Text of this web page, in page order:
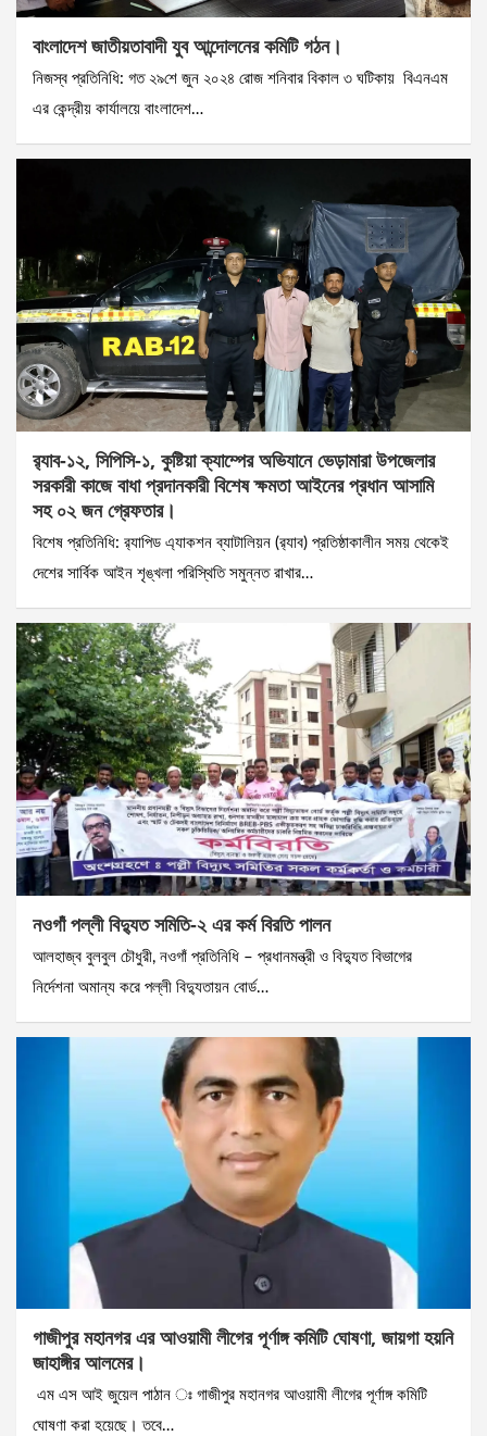
বাংলাদেশ জাতীয়তাবাদী যুব আন্দোলনের কমিটি গঠন।
নিজস্ব প্রতিনিধি: গত ২৯শে জুন ২০২৪ রোজ শনিবার বিকাল ৩ ঘটিকায় বিএনএম
এর কেন্দ্রীয় কার্যালয়ে বাংলাদেশ…
র‌্যাব-১২, সিপিসি-১, কুষ্টিয়া ক্যাম্পের অভিযানে ভেড়ামারা উপজেলার
সরকারী কাজে বাধা প্রদানকারী বিশেষ ক্ষমতা আইনের প্রধান আসামি
সহ ০২ জন গ্রেফতার।
বিশেষ প্রতিনিধি: র‌্যাপিড এ্যাকশন ব্যাটালিয়ন (র‌্যাব) প্রতিষ্ঠাকালীন সময় থেকেই
দেশের সার্বিক আইন শৃঙ্খলা পরিস্থিতি সমুন্নত রাখার…
নওগাঁ পল্লী বিদ্যুত সমিতি-২ এর কর্ম বিরতি পালন
আলহাজ্ব বুলবুল চৌধুরী, নওগাঁ প্রতিনিধি – প্রধানমন্ত্রী ও বিদ্যুত বিভাগের
নির্দেশনা অমান্য করে পল্লী বিদ্যুতায়ন বোর্ড…
গাজীপুর মহানগর এর আওয়ামী লীগের পূর্ণাঙ্গ কমিটি ঘোষণা, জায়গা হয়নি
জাহাঙ্গীর আলমের।
এম এস আই জুয়েল পাঠান ঃ গাজীপুর মহানগর আওয়ামী লীগের পূর্ণাঙ্গ কমিটি
ঘোষণা করা হয়েছে। তবে…